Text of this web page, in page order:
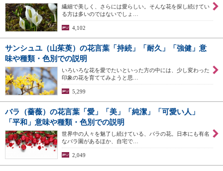
繊細で美しく、さらには愛らしい。そんな花を探し続けてい
る方は多いのではないでしょ…
4,102
サンシュユ（山茱萸）の花言葉「持続」「耐久」「強健」意
味や種類・色別での説明
いろいろな花を愛でたいといった方の中には、少し変わった
印象の花を育ててみようと思…
5,299
バラ（薔薇）の花言葉「愛」「美」「純潔」「可愛い人」
「平和」意味や種類・色別での説明
世界中の人々を魅了し続けている、バラの花。日本にも有名
なバラ園があるほか、自宅で…
2,049